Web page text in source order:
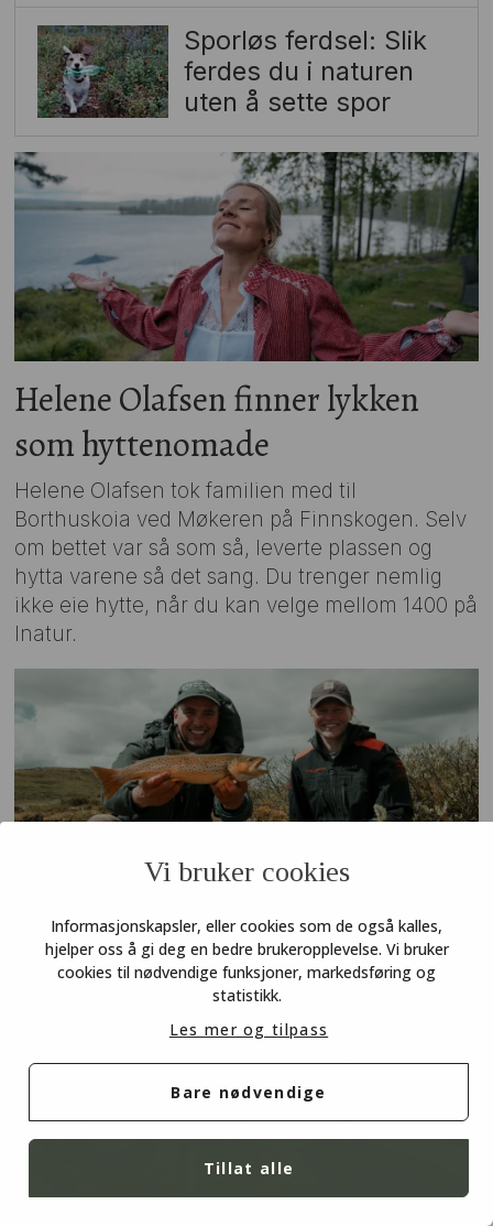
Vi bruker cookies
Informasjonskapsler, eller cookies som de også kalles,
hjelper oss å gi deg en bedre brukeropplevelse. Vi bruker
cookies til nødvendige funksjoner, markedsføring og
statistikk.
Les mer og tilpass
Bare nødvendige
Tillat alle
Sporløs ferdsel: Slik
ferdes du i naturen
uten å sette spor
Helene Olafsen finner lykken
som hyttenomade
Helene Olafsen tok familien med til
Borthuskoia ved Møkeren på Finnskogen. Selv
om bettet var så som så, leverte plassen og
hytta varene så det sang. Du trenger nemlig
ikke eie hytte, når du kan velge mellom 1400 på
Inatur.
Fiskelykke i Gausdal
Anton traff blink på turen til Gausdal. Her får du
tipsene som lar deg gjenta suksessen, rett fra
de lommekjente i Gausdal fjellstyre.